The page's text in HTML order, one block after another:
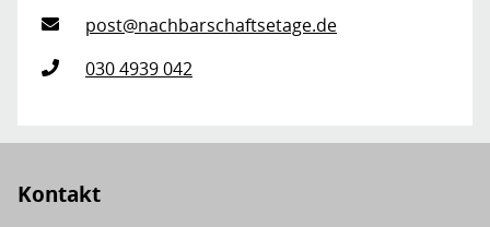
post@nachbarschaftsetage.de
030 4939 042
Kontakt